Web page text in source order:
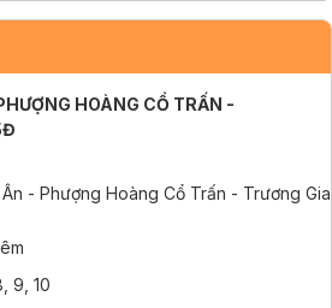
HOÀNG CỔ TRẤN -
- Phượng Hoàng Cổ Trấn - Trương Gia
9, 10